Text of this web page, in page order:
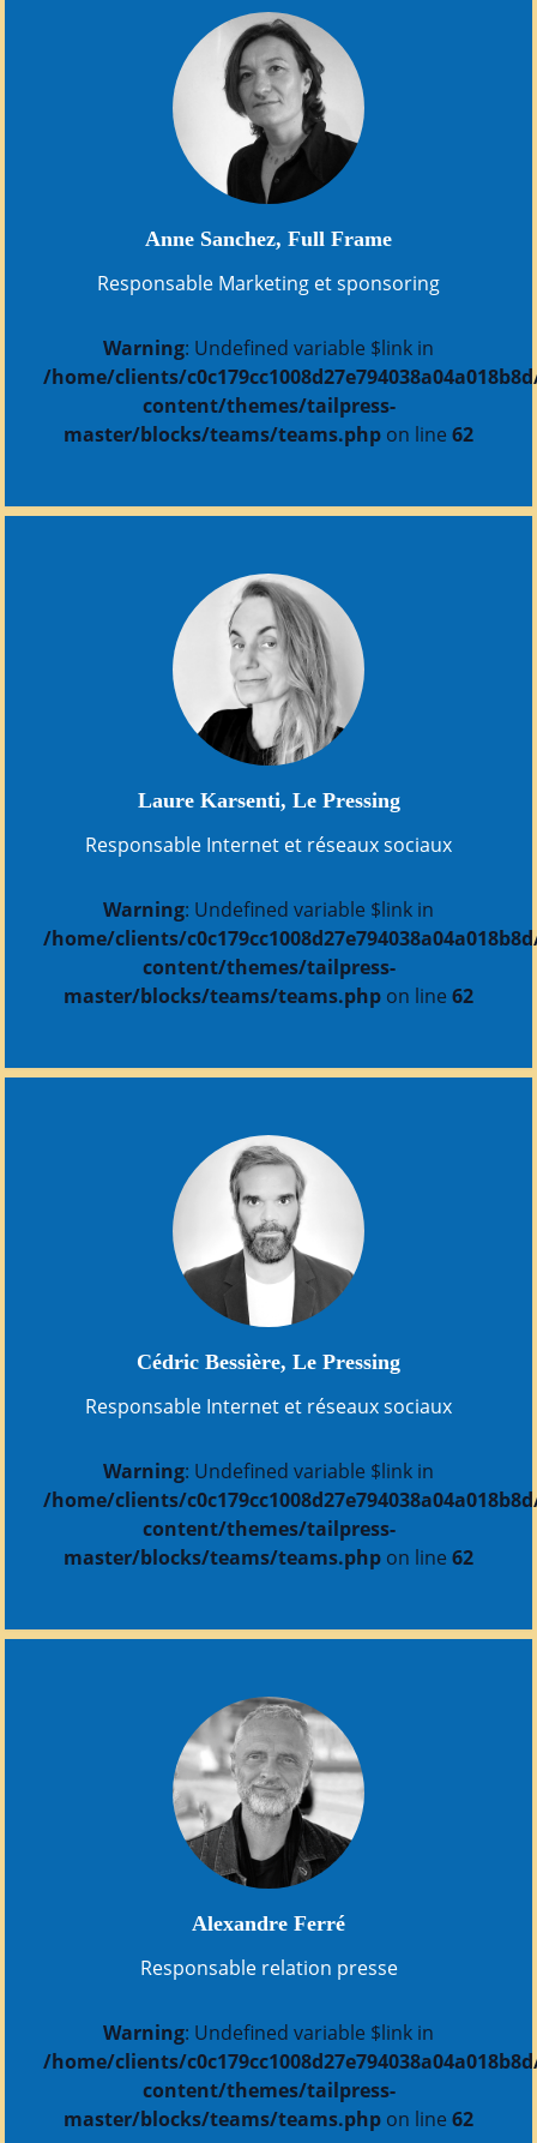
Anne Sanchez, Full Frame
Responsable Marketing et sponsoring
Warning: Undefined variable $link in
/home/clients/
content/themes/tailpress-
master/blocks/teams/teams.php on line 62
Laure Karsenti, Le Pressing
Responsable Internet et réseaux sociaux
Warning: Undefined variable $link in
/home/clients/
content/themes/tailpress-
master/blocks/teams/teams.php on line 62
Cédric Bessière, Le Pressing
Responsable Internet et réseaux sociaux
Warning: Undefined variable $link in
/home/clients/
content/themes/tailpress-
master/blocks/teams/teams.php on line 62
Alexandre Ferré
Responsable relation presse
Warning: Undefined variable $link in
/home/clients/
content/themes/tailpress-
master/blocks/teams/teams.php on line 62